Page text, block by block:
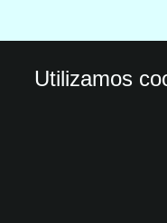
Utilizamos